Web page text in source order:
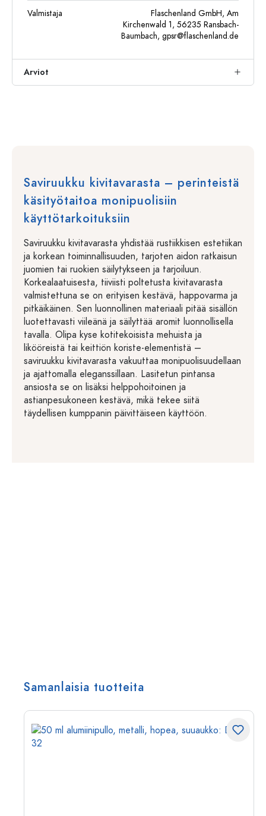
Valmistaja
Flaschenland GmbH, Am
Kirchenwald 1, 56235 Ransbach-
Baumbach, gpsr@flaschenland.de
Arviot
Saviruukku kivitavarasta – perinteistä
käsityötaitoa monipuolisiin
käyttötarkoituksiin
Saviruukku kivitavarasta yhdistää rustiikkisen estetiikan
ja korkean toiminnallisuuden, tarjoten aidon ratkaisun
juomien tai ruokien säilytykseen ja tarjoiluun.
Korkealaatuisesta, tiiviisti poltetusta kivitavarasta
valmistettuna se on erityisen kestävä, happovarma ja
pitkäikäinen. Sen luonnollinen materiaali pitää sisällön
luotettavasti viileänä ja säilyttää aromit luonnollisella
tavalla. Olipa kyse kotitekoisista mehuista ja
likööreistä tai keittiön koriste-elementistä –
saviruukku kivitavarasta vakuuttaa monipuolisuudellaan
ja ajattomalla eleganssillaan. Lasitetun pintansa
ansiosta se on lisäksi helppohoitoinen ja
astianpesukoneen kestävä, mikä tekee siitä
täydellisen kumppanin päivittäiseen käyttöön.
Samanlaisia tuotteita